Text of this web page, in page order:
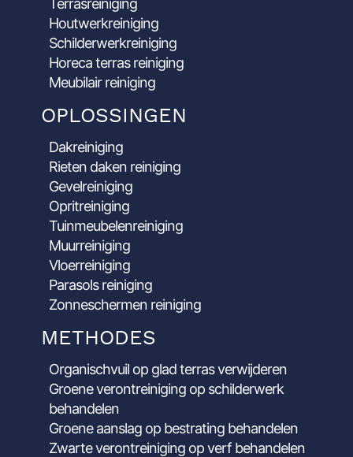
Houtwerkreiniging
Schilderwerkreiniging
Horeca terras reiniging
Meubilair reiniging
OPLOSSINGEN
Dakreiniging
Rieten daken reiniging
Gevelreiniging
Opritreiniging
Tuinmeubelenreiniging
Muurreiniging
Vloerreiniging
Parasols reiniging
Zonneschermen reiniging
METHODES
Organischvuil op glad terras verwijderen
Groene verontreiniging op schilderwerk
behandelen
Groene aanslag op bestrating behandelen
Zwarte verontreiniging op verf behandelen